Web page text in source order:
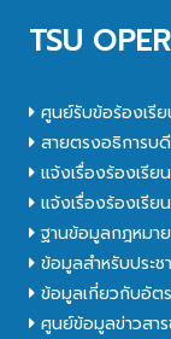
TSU
ศูนย์รับข้อร้องเรี
สายตรงอธิการบดี
แจ้งเรื่องร้องเรี
แจ้งเรื่องร้องเรี
ฐานข้อมูลกฎหมา
ข้อมูลสำหรับประช
ข้อมูลเกี่ยวกับอัต
ศูนย์ข้อมูลข่าวสา